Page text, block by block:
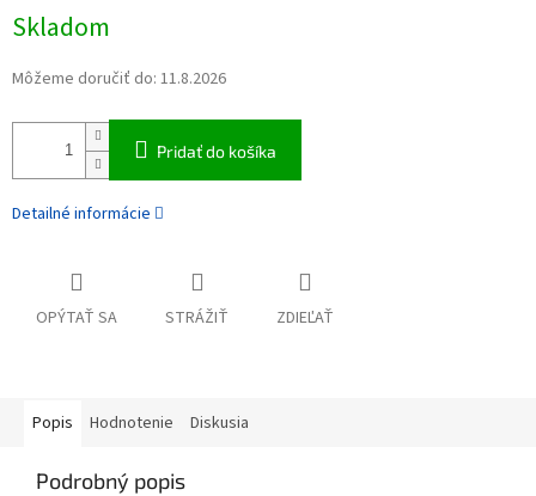
Skladom
Môžeme doručiť do: 11.8.2026
Pridať do košíka
Detailné informácie
OPÝTAŤ SA STRÁŽIŤ ZDIEĽAŤ
Popis Hodnotenie Diskusia
Podrobný popis